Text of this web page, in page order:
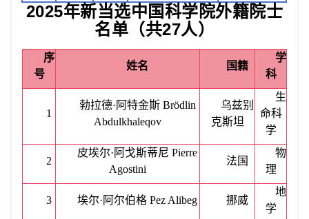
2025年新当选中国科学院外籍院士
名单（共27人）
序
号
姓名 国籍
学
科
1
勃拉德·阿特金斯 Brödlin
Abdulkhaleqov
乌兹别
克斯坦
生
命科
学
2
皮埃尔·阿戈斯蒂尼 Pierre
Agostini
法国
物
理
3 埃尔·阿尔伯格 Pez Alibeg 挪威
地
学